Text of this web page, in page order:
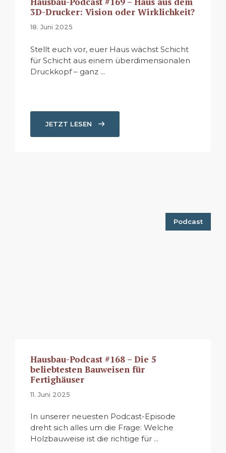
3D-Drucker: Vision oder Wirklichkeit?
18. Juni 2025
Stellt euch vor, euer Haus wächst Schicht
für Schicht aus einem überdimensionalen
Druckkopf – ganz ...
JETZT LESEN
Podcast
Hausbau-Podcast #168 – Die 5
beliebtesten Bauweisen für
Fertighäuser
11. Juni 2025
In unserer neuesten Podcast-Episode
dreht sich alles um die Frage: Welche
Holzbauweise ist die richtige für ...